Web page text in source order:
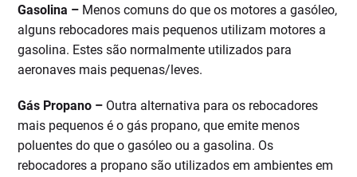
Gasolina – Menos comuns do que os motores a gasóleo,
alguns rebocadores mais pequenos utilizam motores a
gasolina. Estes são normalmente utilizados para
aeronaves mais pequenas/leves.
Gás Propano – Outra alternativa para os rebocadores
mais pequenos é o gás propano, que emite menos
poluentes do que o gasóleo ou a gasolina. Os
rebocadores a propano são utilizados em ambientes em